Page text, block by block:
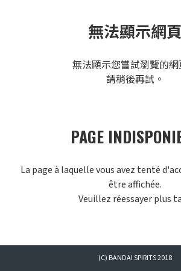
無法顯示網頁
無法顯示您嘗試瀏覽的網
請稍後再試。
PAGE
La page à laquelle vous avez tenté
être affichée.
Veuillez réessayer plus
(C) BANDAI SPIRITS 2018